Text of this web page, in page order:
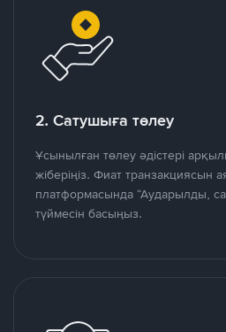
2. Сатушыға төлеу
Ұсынылған төлеу әдістері
жіберіңіз. Фиат транзакциясын
платформасында “Аударылды,
түймесін басыңыз.